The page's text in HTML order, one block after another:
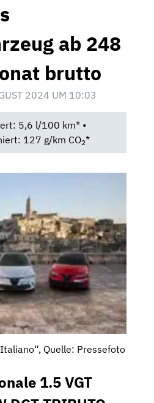
ab 248
brutto
2024 UM 10:03
5,6 l/100 km* •
127 g/km CO2*
Quelle: Pressefoto
1.5 VGT